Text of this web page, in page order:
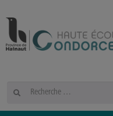
Rechercher